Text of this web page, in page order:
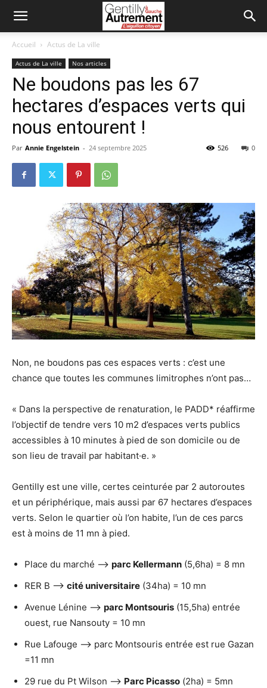
Accueil Actus de La ville
Actus de La ville Nos articles
Ne boudons pas les 67
hectares d’espaces verts qui
nous entourent !
Par Annie Engelstein - 24 septembre 2025 0
526
Non, ne boudons pas ces espaces verts : c’est une
chance que toutes les communes limitrophes n’ont pas…
« Dans la perspective de renaturation, le PADD* réaffirme
l’objectif de tendre vers 10 m2 d’espaces verts publics
accessibles à 10 minutes à pied de son domicile ou de
son lieu de travail par habitant·e. »
Gentilly est une ville, certes ceinturée par 2 autoroutes
et un périphérique, mais aussi par 67 hectares d’espaces
verts. Selon le quartier où l’on habite, l’un de ces parcs
est à moins de 11 mn à pied.
Place du marché –> parc Kellermann (5,6ha) = 8 mn
RER B –> cité universitaire (34ha) = 10 mn
Avenue Lénine –> parc Montsouris (15,5ha) entrée
ouest, rue Nansouty = 10 mn
Rue Lafouge –> parc Montsouris entrée est rue Gazan
=11 mn
29 rue du Pt Wilson –> Parc Picasso (2ha) = 5mn